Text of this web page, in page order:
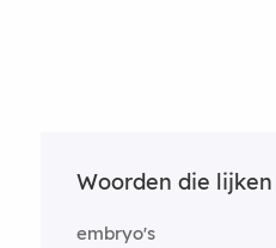
Woorden die
embryo's